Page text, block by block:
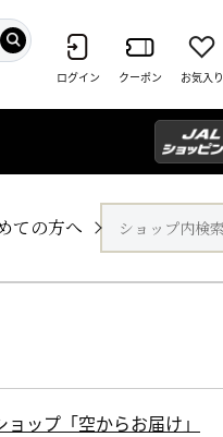
ログイン クーポン お気入り
ての方へ
ップ「空からお届け」